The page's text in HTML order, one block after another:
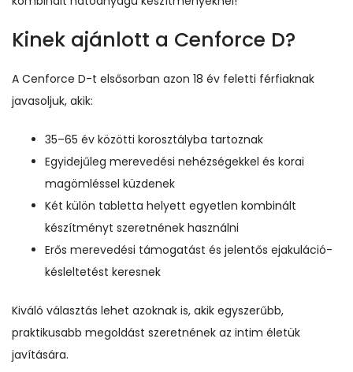
Kinek ajánlott a Cenforce D?
A Cenforce D-t elsősorban azon 18 év feletti férfiaknak
javasoljuk, akik:
35–65 év közötti korosztályba tartoznak
Egyidejűleg merevedési nehézségekkel és korai
magömléssel küzdenek
Két külön tabletta helyett egyetlen kombinált
készítményt szeretnének használni
Erős merevedési támogatást és jelentős ejakuláció-
késleltetést keresnek
Kiváló választás lehet azoknak is, akik egyszerűbb,
praktikusabb megoldást szeretnének az intim életük
javítására.